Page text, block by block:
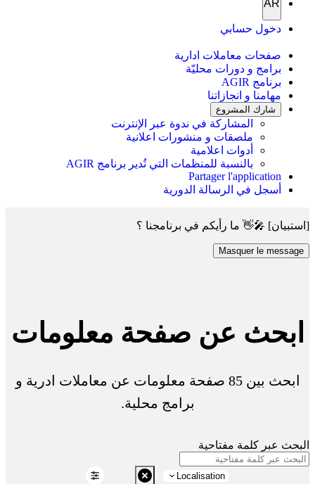
AR
دخول حسابي
صفحات معاملات ادارية
برامج و دورات محليّة
برنامج AGIR
مهامنا و انجازاتنا
شارك المشروع
المشاركة في ندوة عبر الإنترنت
ملصقات و منشورات اعلانية
أدوات اعلامية
بالنسبة للمنظمات التي تُدير برنامج AGIR
Partager l'application
أسجل في الرسالة الدورية
[استبيان] 🎤👋 ما رأيكم في برنامجنا ؟
Masquer le message
ابحث عن صفحة معلومات
ابحث بين 85 صفحة معلومات عن معاملات ادرية و
برامج محلية.
البحث عبر كلمة مفتاحية
Localisation
Santé